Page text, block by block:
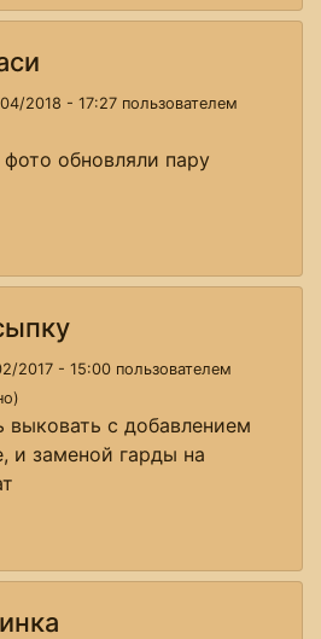
2018 - 17:27 пользователем
обновляли пару
2017 - 15:00 пользователем
выковать с добавлением
и заменой гарды на